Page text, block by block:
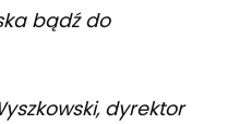
bądź do
dyrektor